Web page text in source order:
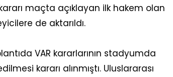
maçta açıklayan ilk hakem olan
de aktarıldı.
VAR kararlarının stadyumda
kararı alınmıştı. Uluslararası